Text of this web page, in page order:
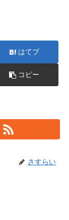
はてブ
コピー
さすらい